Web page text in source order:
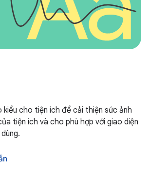
kiểu cho tiện ích để cải thiện sức ảnh
tiện ích và cho phù hợp với giao diện